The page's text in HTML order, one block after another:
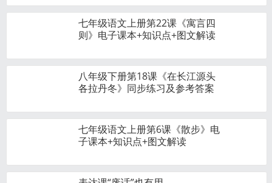
七年级语文上册第22课《寓言四
则》电子课本+知识点+图文解读
八年级下册第18课《在长江源头
各拉丹冬》同步练习及参考答案
七年级语文上册第6课《散步》电
子课本+知识点+图文解读